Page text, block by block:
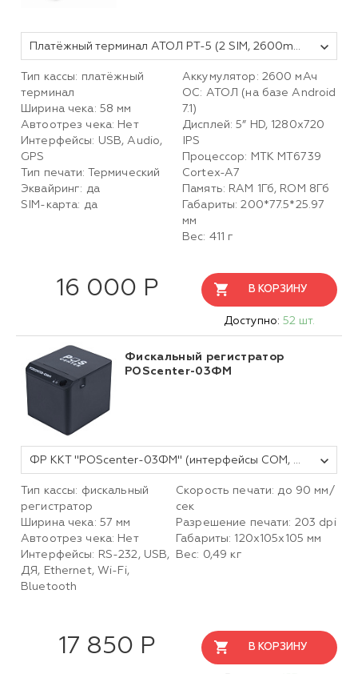
Платёжный терминал АТОЛ PT-5 (2 SIM, 2600mAh). Черный. (Автономный режим)
Тип кассы: платёжный
терминал
Ширина чека: 58 мм
Автоотрез чека: Нет
Интерфейсы: USB, Audio,
GPS
Тип печати: Термический
Эквайринг: да
SIM-карта: да
Аккумулятор: 2600 мАч
ОС: АТОЛ (на базе Android
7.1)
Дисплей: 5” HD, 1280х720
IPS
Процессор: MTK MT6739
Cortex-A7
Память: RAM 1Гб, ROM 8Гб
Габариты: 200*77.5*25.97
мм
Вес: 411 г
16 000 Р В КОРЗИНУ
Доступно: 52 шт.
Фискальный регистратор
POScenter-03ФМ
ФР ККТ "POScenter-03ФМ" (интерфейсы COM, USB, ДЯ с WiFi, Bluetooth), чёрный, без ФН
Тип кассы: фискальный
регистратор
Ширина чека: 57 мм
Автоотрез чека: Нет
Интерфейсы: RS-232, USB,
ДЯ, Ethernet, Wi-Fi,
Bluetooth
Скорость печати: до 90 мм/
сек
Разрешение печати: 203 dpi
Габариты: 120х105х105 мм
Вес: 0,49 кг
17 850 Р В КОРЗИНУ